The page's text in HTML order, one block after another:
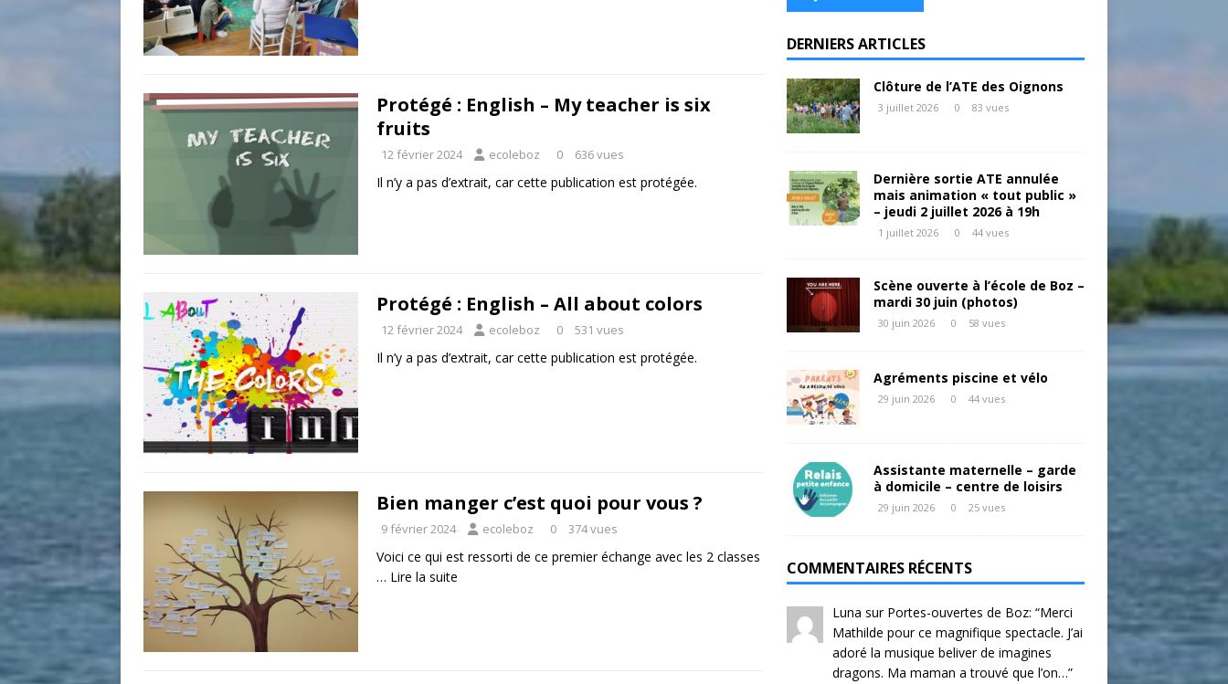
Protégé : English – My teacher is six
fruits
12 février 2024 ecoleboz 0 636 vues
Il n’y a pas d’extrait, car cette publication est protégée.
Protégé : English – All about colors
12 février 2024 ecoleboz 0 531 vues
Il n’y a pas d’extrait, car cette publication est protégée.
Bien manger c’est quoi pour vous ?
9 février 2024 ecoleboz 0 374 vues
Voici ce qui est ressorti de ce premier échange avec les 2 classes
… Lire la suite
DERNIERS ARTICLES
Clôture de l’ATE des Oignons
3 juillet 2026 0 83 vues
Dernière sortie ATE annulée
mais animation « tout public »
– jeudi 2 juillet 2026 à 19h
1 juillet 2026 0 44 vues
Scène ouverte à l’école de Boz –
mardi 30 juin (photos)
30 juin 2026 0 58 vues
Agréments piscine et vélo
29 juin 2026 0 44 vues
Assistante maternelle – garde
à domicile – centre de loisirs
29 juin 2026 0 25 vues
COMMENTAIRES RÉCENTS
Luna sur Portes-ouvertes de Boz: “Merci
Mathilde pour ce magnifique spectacle. J’ai
adoré la musique beliver de imagines
dragons. Ma maman a trouvé que l’on…”